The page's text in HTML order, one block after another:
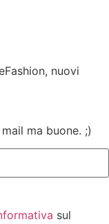
nuovi
ma buone. ;)
sul